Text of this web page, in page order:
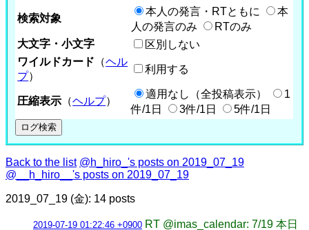
検索対象
本人の発言・RTともに
本
人の発言のみ
RTのみ
大文字・小文字
区別しない
ワイルドカード （ヘル
プ）
利用する
圧縮表示 （ヘルプ）
適用なし（全投稿表示）
1
件/1日
3件/1日 5件/1日
Back to the list @h_hiro_'s posts on 2019_07_19
@__h_hiro__'s posts on 2019_07_19
2019_07_19 (金): 14 posts
2019-07-19 01:22:46 +0900 RT @imas_calendar: 7/19 本日